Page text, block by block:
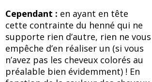
Cependant : en ayant en tête
cette contrainte du henné qui ne
supporte rien d’autre, rien ne vous
empêche d’en réaliser un (si vous
n’avez pas les cheveux colorés au
préalable bien évidemment) ! En